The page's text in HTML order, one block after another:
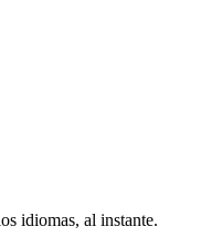
idiomas, al instante.